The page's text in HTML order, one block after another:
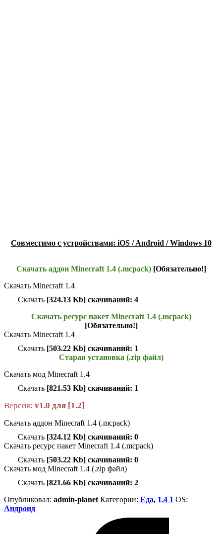
Совместимо с устройствами: iOS / Android / Windows 10
Скачать аддон Minecraft 1.4 (.mcpack) [Обязательно!]
Скачать Minecraft 1.4
Скачать [324.13 Kb] скачиваний: 4
Скачать ресурс пакет Minecraft 1.4 (.mcpack)
[Обязательно!]
Скачать Minecraft 1.4
Скачать [503.22 Kb] скачиваний: 1
Старая установка (.zip файл)
Скачать мод Minecraft 1.4
Скачать [821.53 Kb] скачиваний: 1
Версия: v1.0 для [1.2]
Скачать аддон Minecraft 1.4 (.mcpack)
Скачать [324.12 Kb] скачиваний: 0
Скачать ресурс пакет Minecraft 1.4 (.mcpack)
Скачать [503.22 Kb] скачиваний: 0
Скачать мод Minecraft 1.4 (.zip файл)
Скачать [821.66 Kb] скачиваний: 2
Опубликовал: admin-planet Категории: Еда, 1.4 1 ОS:
Андроид